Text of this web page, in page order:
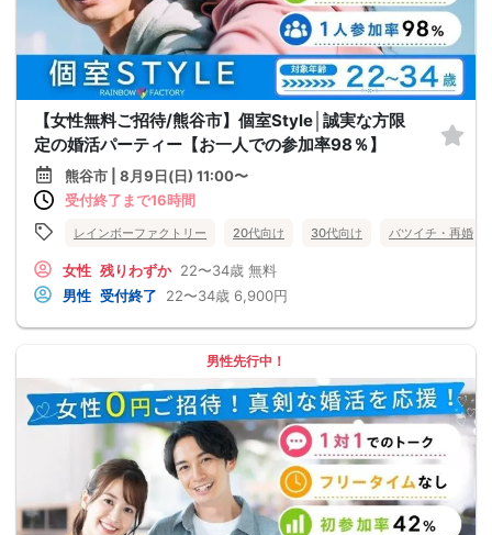
【女性無料ご招待/熊谷市】個室Style│誠実な方限
定の婚活パーティー【お一人での参加率98％】
熊谷市 | 8月9日(日) 11:00〜
受付終了まで16時間
レインボーファクトリー 20代向け 30代向け バツイチ・再婚
女性 残りわずか 22〜34歳 無料
男性 受付終了 22〜34歳 6,900円
男性先行中！